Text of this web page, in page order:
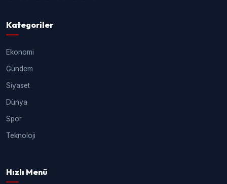
Kategoriler
Ekonomi
Gündem
Siyaset
Dünya
Spor
Teknoloji
Hızlı Menü